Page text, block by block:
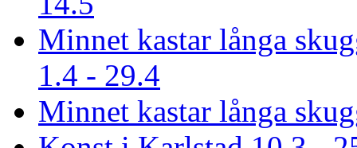
Minnet kastar långa
1.4 - 29.4
Minnet kastar långa